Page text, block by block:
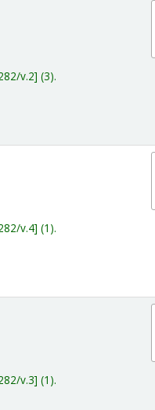
v.2 (3).
v.4 (1).
v.3 (1).